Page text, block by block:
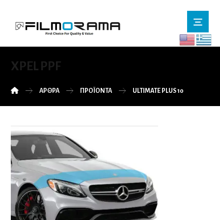
XPEL PPF
ΆΡΘΡΑ ΠΡΟΪΌΝΤΑ ULTIMATE PLUS 10